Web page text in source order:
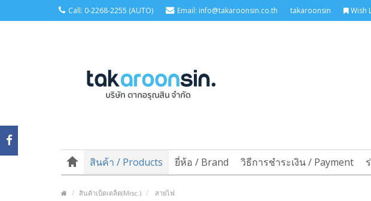
Call: 0-2268-2255 (AUTO) Email: info@takaroonsin.co.th takaroonsin Wish
สินค้า / Products ยี่ห้อ / Brand วิธีการชำระเงิน / Payment
สินค้าเบ็ดเตล็ด(Misc.) สายไฟ